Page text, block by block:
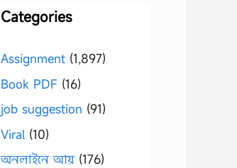
Categories
Assignment (1,897)
Book PDF (16)
job suggestion (91)
Viral (10)
অনলাইনে আয় (176)